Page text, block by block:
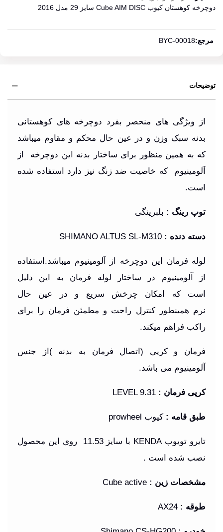
دوچرخه کوهستان کیوب Cube AIM DISC سایز 29 مدل 2016
مرجع:BYC-00018
توضیحات
از ویژگی های منحصر بفرد دوچرخه های کوهستانی
بدنه سبک وزن و در عین حال محکم و مقاوم میباشد
که به همین منظور برای ساختار بدنه این دوچرخه از
آلومینیوم که خاصیت ضد زنگ نیز دارد استفاده شده
است.
توپ رینگ : بلبرینگی
دسته دنده :
SHIMANO ALTUS SL-M310
لوله فرمان این دوچرخه از آلومینیوم میباشد.استفاده
از آلومینیوم در ساختار لوله فرمان به این دلیل
است که امکان چرخش سریع و در عین حال
نرم همینطور کنترل راحت و مطمئن فرمان را برای
راکب فراهم میکند.
فرمان و کرپی (اتصال فرمان به بدنه )از جنس
آلومینیوم می باشد.
کرپی فرمان :
LEVEL 9.31
طبق قامه : کیوب prowheel
تایرو تویوپ KENDA
با سایز 11.53 روی این محصول
نصب شده است .
مشخصات زین :
Cube active
طوقه : AX24